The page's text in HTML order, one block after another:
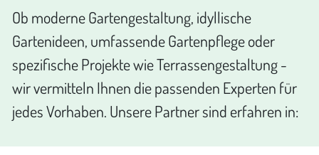
Ob moderne Gartengestaltung, idyllische
Gartenideen, umfassende Gartenpflege oder
spezifische Projekte wie Terrassengestaltung -
wir vermitteln Ihnen die passenden Experten für
jedes Vorhaben. Unsere Partner sind erfahren in: